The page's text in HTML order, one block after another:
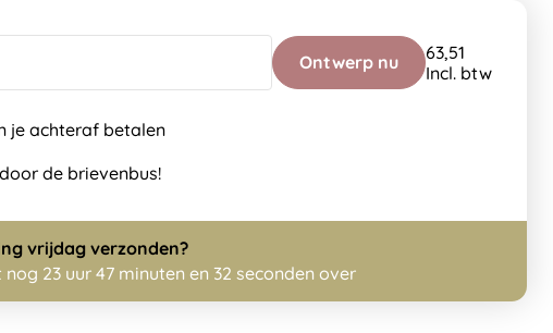
Ontwerp nu
63,51
Incl. btw
je achteraf betalen
de brievenbus!
vrijdag verzonden?
nog 23 uur 47 minuten en 31 seconden over